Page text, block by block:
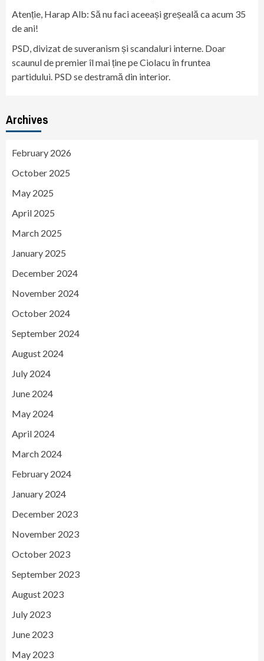
Atenție, Harap Alb: Să nu faci aceeași greșeală ca acum 35
de ani!
PSD, divizat de suveranism și scandaluri interne. Doar
scaunul de premier îl mai ține pe Ciolacu în fruntea
partidului. PSD se destramă din interior.
Archives
February 2026
October 2025
May 2025
April 2025
March 2025
January 2025
December 2024
November 2024
October 2024
September 2024
August 2024
July 2024
June 2024
May 2024
April 2024
March 2024
February 2024
January 2024
December 2023
November 2023
October 2023
September 2023
August 2023
July 2023
June 2023
May 2023